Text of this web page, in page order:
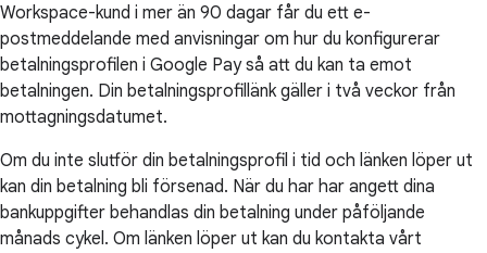
Workspace-kund i mer än 90 dagar får du ett e-
postmeddelande med anvisningar om hur du konfigurerar
betalningsprofilen i Google Pay så att du kan ta emot
betalningen. Din betalningsprofillänk gäller i två veckor från
mottagningsdatumet.
Om du inte slutför din betalningsprofil i tid och länken löper ut
kan din betalning bli försenad. När du har har angett dina
bankuppgifter behandlas din betalning under påföljande
månads cykel. Om länken löper ut kan du kontakta vårt